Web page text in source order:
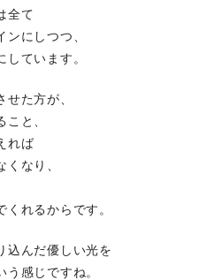
全て
にしつつ、
ています。
た方が、
と、
れば
くなり、
れるからです。
込んだ優しい光を
感じですね。